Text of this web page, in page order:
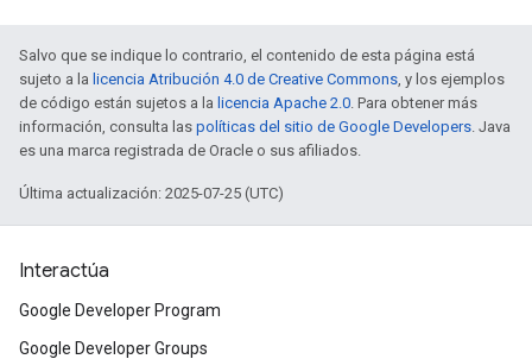
Salvo que se indique lo contrario, el contenido de esta página está
sujeto a la licencia Atribución 4.0 de Creative Commons, y los ejemplos
de código están sujetos a la licencia Apache 2.0. Para obtener más
información, consulta las políticas del sitio de Google Developers. Java
es una marca registrada de Oracle o sus afiliados.
Última actualización: 2025-07-25 (UTC)
Interactúa
Google Developer Program
Google Developer Groups